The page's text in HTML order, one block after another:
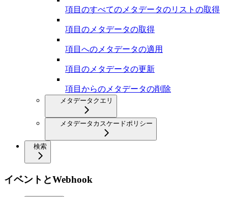
項目のすべてのメタデータのリストの取得
項目のメタデータの取得
項目へのメタデータの適用
項目のメタデータの更新
項目からのメタデータの削除
メタデータクエリ
メタデータカスケードポリシー
検索
イベントとWebhook